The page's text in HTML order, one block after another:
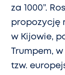
za 1000”.
propozycję
w Kijowie,
Trumpem,
tzw.